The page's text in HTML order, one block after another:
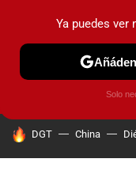
PRUEBAS COCHES
HOY SE HABLA DE
DGT China
Ya puedes ver
Solo